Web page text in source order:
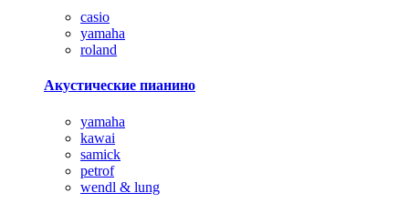
casio
yamaha
roland
Акустические пианино
yamaha
kawai
samick
petrof
wendl & lung